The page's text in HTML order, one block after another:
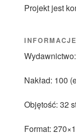
Projekt jest
Wydawnictwo:
Nakład: 100
Objętość: 32
Format: